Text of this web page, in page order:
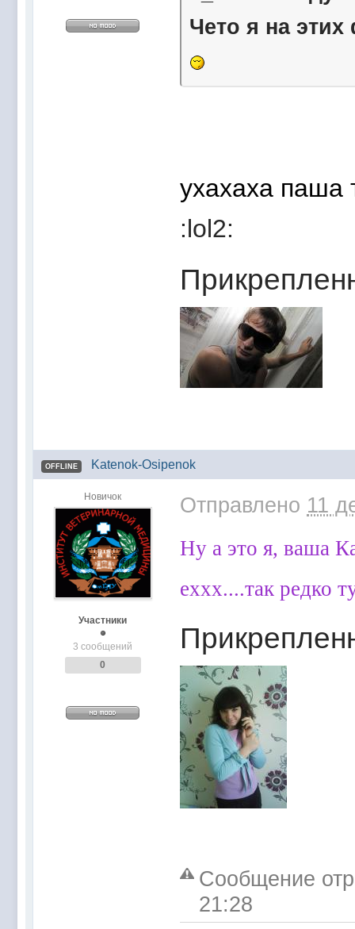
Чето я на этих
ухахаха паша
:lol2:
OFFLINE Katenok-Osipenok
Новичок
Участники
3 сообщений
0
Отправлено 11
Ну а это я, ваша
еххх....так редко
Сообщение
21:28